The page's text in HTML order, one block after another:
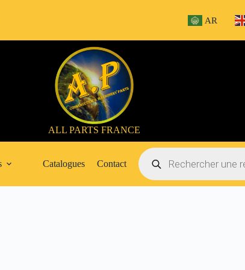
AR
ALL PARTS FRANCE
Catalogues Contact
Recherche
de
produits